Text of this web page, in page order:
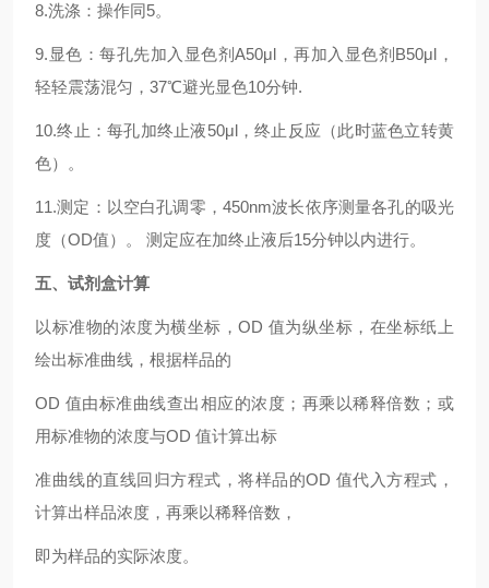
8.洗涤：操作同5。
9.显色：每孔先加入显色剂A50μl，再加入显色剂B50μl，
轻轻震荡混匀，37℃避光显色10分钟.
10.终止：每孔加终止液50μl，终止反应（此时蓝色立转黄
色）。
11.测定：以空白孔调零，450nm波长依序测量各孔的吸光
度（OD值）。 测定应在加终止液后15分钟以内进行。
五、试剂盒计算
以标准物的浓度为横坐标，OD 值为纵坐标，在坐标纸上
绘出标准曲线，根据样品的
OD 值由标准曲线查出相应的浓度；再乘以稀释倍数；或
用标准物的浓度与OD 值计算出标
准曲线的直线回归方程式，将样品的OD 值代入方程式，
计算出样品浓度，再乘以稀释倍数，
即为样品的实际浓度。